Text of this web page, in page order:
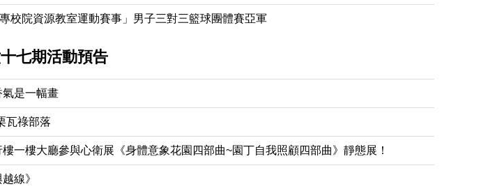
校院資源教室運動賽事」男子三對三籃球團體賽亞軍
七期活動預告
氣是一幅畫
瓦祿部落
一樓大廳參與心衛展《身體意象花園四部曲~園丁自我照顧四部曲》靜態展！
線》